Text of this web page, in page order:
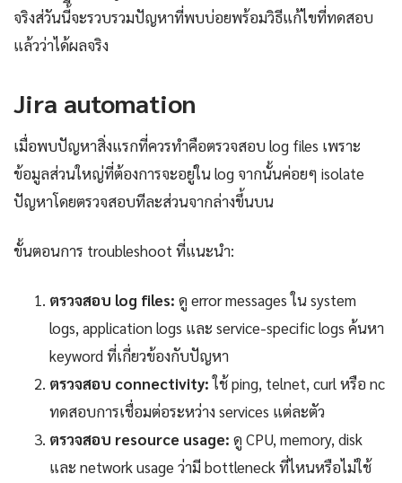
จริงส่วันนี้ี้จะรวบรวมปัญหาที่พบบ่อยพร้อมวิธีแก้ไขที่ทดสอบ
แล้วว่าได้ผลจริง
Jira automation
เมื่อพบปัญหาสิ่งแรกที่ควรทำคือตรวจสอบ log files เพราะ
ข้อมูลส่วนใหญ่ที่ต้องการจะอยู่ใน log จากนั้นค่อยๆ isolate
ปัญหาโดยตรวจสอบทีละส่วนจากล่างขึ้นบน
ขั้นตอนการ troubleshoot ที่แนะนำ:
ตรวจสอบ log files: ดู error messages ใน system
logs, application logs และ service-specific logs ค้นหา
keyword ที่เกี่ยวข้องกับปัญหา
ตรวจสอบ connectivity:ใช้ ping, telnet, curl หรือ nc
ทดสอบการเชื่อมต่อระหว่าง services แต่ละตัว
ตรวจสอบ resource usage: ดู CPU, memory, disk
และ network usage ว่ามี bottleneck ที่ไหนหรือไม่ใช้